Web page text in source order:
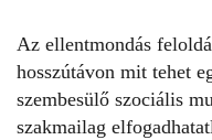
Az ellentmondás
hosszútávon mit tehet
szembesülő szociális
szakmailag